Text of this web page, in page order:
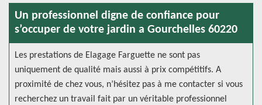
Un professionnel digne de confiance pour
s’occuper de votre jardin a Gourchelles 60220
Les prestations de Elagage Farguette ne sont pas
uniquement de qualité mais aussi à prix compétitifs. A
proximité de chez vous, n’hésitez pas à me contacter si vous
recherchez un travail fait par un véritable professionnel